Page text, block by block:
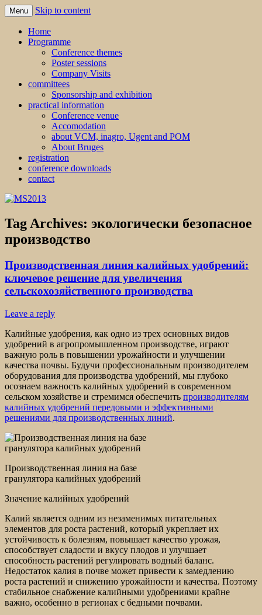
MS2013
Menu Skip to content
Home
Programme
Conference themes
Poster sessions
Company Visits
committees
Sponsorship and exhibition
practical information
Conference venue
Accomodation
about VCM, inagro, Ugent and POM
About Bruges
registration
conference downloads
contact
Tag Archives: экологически безопасное
производство
Производственная линия калийных удобрений:
ключевое решение для увеличения
сельскохозяйственного производства
Leave a reply
Калийные удобрения, как одно из трех основных видов
удобрений в агропромышленном производстве, играют
важную роль в повышении урожайности и улучшении
качества почвы. Будучи профессиональным производителем
оборудования для производства удобрений, мы глубоко
осознаем важность калийных удобрений в современном
сельском хозяйстве и стремимся обеспечить производителям
калийных удобрений передовыми и эффективными
решениями для производственных линий.
Производственная линия на базе
гранулятора калийных удобрений
Значение калийных удобрений
Калий является одним из незаменимых питательных
элементов для роста растений, который укрепляет их
устойчивость к болезням, повышает качество урожая,
способствует сладости и вкусу плодов и улучшает
способность растений регулировать водный баланс.
Недостаток калия в почве может привести к замедлению
роста растений и снижению урожайности и качества. Поэтому
стабильное снабжение калийными удобрениями крайне
важно, особенно в регионах с бедными почвами.